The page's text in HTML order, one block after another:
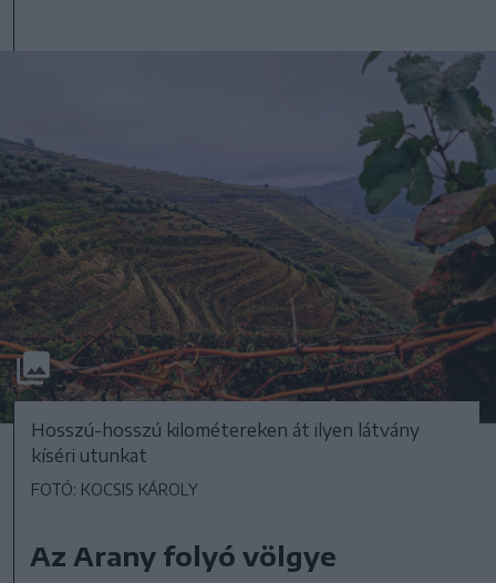
Hosszú-hosszú kilométereken át ilyen látvány
kíséri utunkat
FOTÓ: KOCSIS KÁROLY
Az Arany folyó völgye